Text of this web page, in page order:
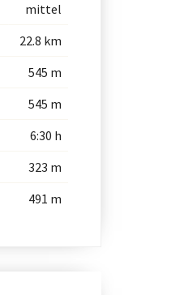
mittel
22.8 km
545 m
545 m
6:30 h
323 m
491 m